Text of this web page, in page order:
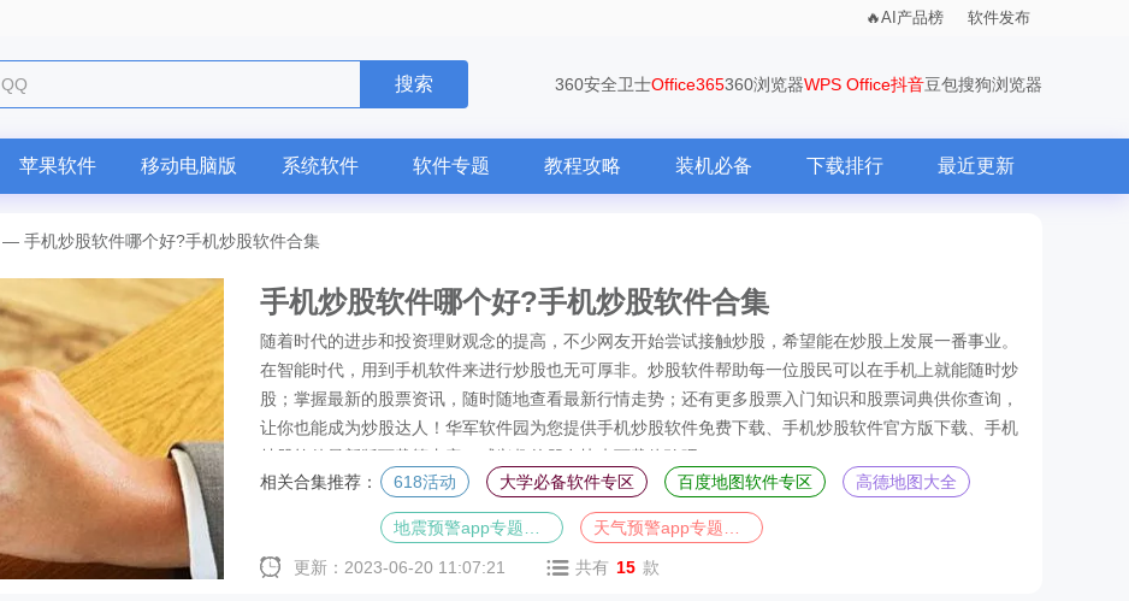
AI产品榜 软件发布
QQ 搜索 360安全卫士Office365360浏览器WPS Office抖音豆包搜狗浏览器
苹果软件 移动电脑版 系统软件 软件专题 教程攻略 装机必备 下载排行 最近更新
— 手机炒股软件哪个好?手机炒股软件合集
手机炒股软件哪个好?手机炒股软件合集
随着时代的进步和投资理财观念的提高，不少网友开始尝试接触炒股，希望能在炒股上发展一番事业。
在智能时代，用到手机软件来进行炒股也无可厚非。炒股软件帮助每一位股民可以在手机上就能随时炒
股；掌握最新的股票资讯，随时随地查看最新行情走势；还有更多股票入门知识和股票词典供你查询，
让你也能成为炒股达人！华军软件园为您提供手机炒股软件免费下载、手机炒股软件官方版下载、手机
炒股软件最新版下载等内容，感兴趣的朋友快来下载体验吧！
相关合集推荐：
618活动 大学必备软件专区 百度地图软件专区 高德地图大全
更新：2023-06-20 11:07:21 共有 15 款